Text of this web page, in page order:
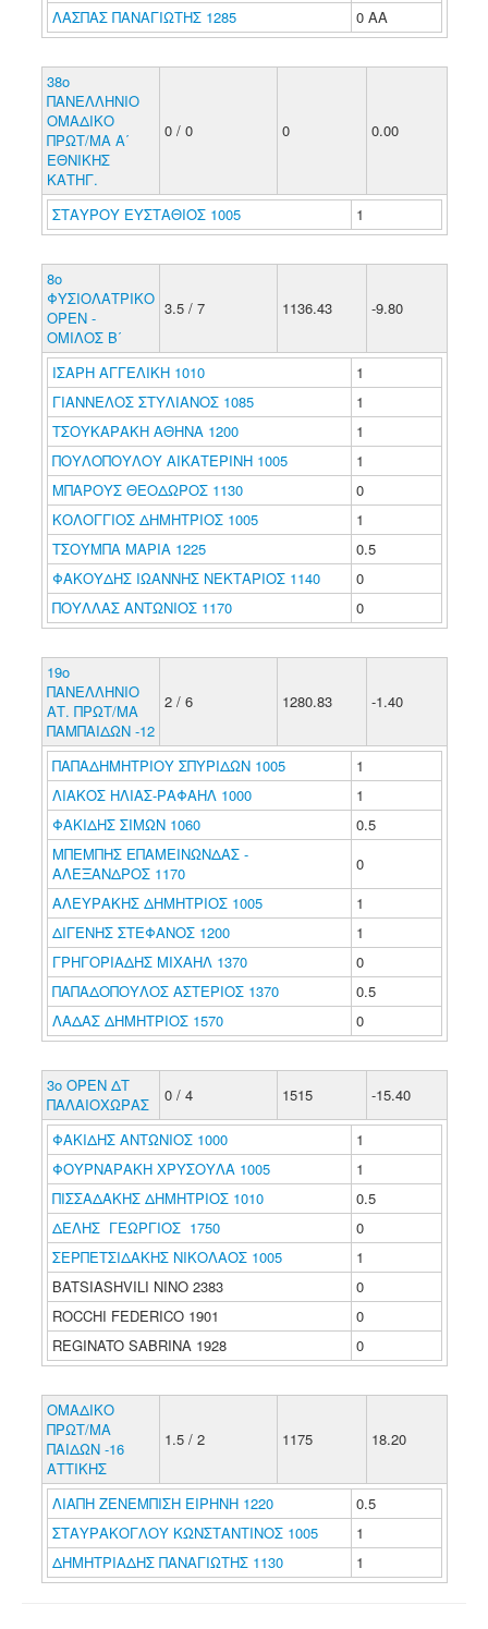
ΛΑΣΠΑΣ ΠΑΝΑΓΙΩΤΗΣ 1285
0 ΑΑ
38ο
ΠΑΝΕΛΛΗΝΙΟ
ΟΜΑΔΙΚΟ
ΠΡΩΤ/ΜΑ Α΄
ΕΘΝΙΚΗΣ
ΚΑΤΗΓ.
0 / 0 0 0.00
ΣΤΑΥΡΟΥ ΕΥΣΤΑΘΙΟΣ 1005 1
8ο
ΦΥΣΙΟΛΑΤΡΙΚΟ
ΟΡΕΝ -
ΟΜΙΛΟΣ Β΄
3.5 / 7 1136.43 -9.80
ΙΣΑΡΗ ΑΓΓΕΛΙΚΗ 1010
1
ΓΙΑΝΝΕΛΟΣ ΣΤΥΛΙΑΝΟΣ 1085
1
ΤΣΟΥΚΑΡΑΚΗ ΑΘΗΝΑ 1200
1
ΠΟΥΛΟΠΟΥΛΟΥ ΑΙΚΑΤΕΡΙΝΗ 1005
1
ΜΠΑΡΟΥΣ ΘΕΟΔΩΡΟΣ 1130
0
ΚΟΛΟΓΓΙΟΣ ΔΗΜΗΤΡΙΟΣ 1005
1
ΤΣΟΥΜΠΑ ΜΑΡΙΑ 1225
0.5
ΦΑΚΟΥΔΗΣ ΙΩΑΝΝΗΣ ΝΕΚΤΑΡΙΟΣ 1140
0
ΠΟΥΛΛΑΣ ΑΝΤΩΝΙΟΣ 1170
0
19ο
ΠΑΝΕΛΛΗΝΙΟ
ΑΤ. ΠΡΩΤ/ΜΑ
ΠΑΜΠΑΙΔΩΝ -12
2 / 6 1280.83 -1.40
ΠΑΠΑΔΗΜΗΤΡΙΟΥ ΣΠΥΡΙΔΩΝ 1005
1
ΛΙΑΚΟΣ ΗΛΙΑΣ-ΡΑΦΑΗΛ 1000
1
ΦΑΚΙΔΗΣ ΣΙΜΩΝ 1060
0.5
ΜΠΕΜΠΗΣ ΕΠΑΜΕΙΝΩΝΔΑΣ -
ΑΛΕΞΑΝΔΡΟΣ 1170
0
ΑΛΕΥΡΑΚΗΣ ΔΗΜΗΤΡΙΟΣ 1005
1
ΔΙΓΕΝΗΣ ΣΤΕΦΑΝΟΣ 1200
1
ΓΡΗΓΟΡΙΑΔΗΣ ΜΙΧΑΗΛ 1370
0
ΠΑΠΑΔΟΠΟΥΛΟΣ ΑΣΤΕΡΙΟΣ 1370
0.5
ΛΑΔΑΣ ΔΗΜΗΤΡΙΟΣ 1570
0
3o ΟΡΕΝ ΔΤ
ΠΑΛΑΙΟΧΩΡΑΣ
0 / 4 1515 -15.40
ΦΑΚΙΔΗΣ ΑΝΤΩΝΙΟΣ 1000
1
ΦΟΥΡΝΑΡΑΚΗ ΧΡΥΣΟΥΛΑ 1005
1
ΠΙΣΣΑΔΑΚΗΣ ΔΗΜΗΤΡΙΟΣ 1010
0.5
ΔΕΛΗΣ ΓΕΩΡΓΙΟΣ 1750
0
ΣΕΡΠΕΤΣΙΔΑΚΗΣ ΝΙΚΟΛΑΟΣ 1005
1
BATSIASHVILI NINO 2383
0
ROCCHI FEDERICO 1901
0
REGINATO SABRINA 1928
0
ΟΜΑΔΙΚΟ
ΠΡΩΤ/ΜΑ
ΠΑΙΔΩΝ -16
ΑΤΤΙΚΗΣ
1.5 / 2 1175 18.20
ΛΙΑΠΗ ΖΕΝΕΜΠΙΣΗ ΕΙΡΗΝΗ 1220
0.5
ΣΤΑΥΡΑΚΟΓΛΟΥ ΚΩΝΣΤΑΝΤΙΝΟΣ 1005
1
ΔΗΜΗΤΡΙΑΔΗΣ ΠΑΝΑΓΙΩΤΗΣ 1130
1